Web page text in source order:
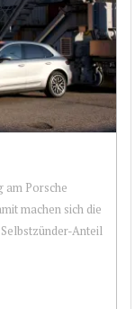
am Porsche
machen sich die
Anteil